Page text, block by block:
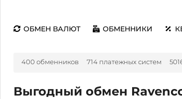
ОБМЕН ВАЛЮТ ОБМЕННИКИ
400 обменников 714 платежных систем
Выгодный обмен